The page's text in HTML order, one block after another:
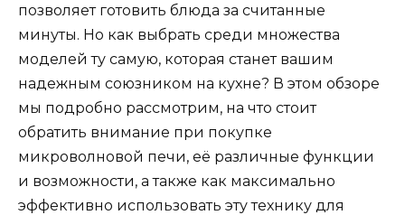
позволяет готовить блюда за считанные
минуты. Но как выбрать среди множества
моделей ту самую, которая станет вашим
надежным союзником на кухне? В этом обзоре
мы подробно рассмотрим, на что стоит
обратить внимание при покупке
микроволновой печи, её различные функции
и возможности, а также как максимально
эффективно использовать эту технику для